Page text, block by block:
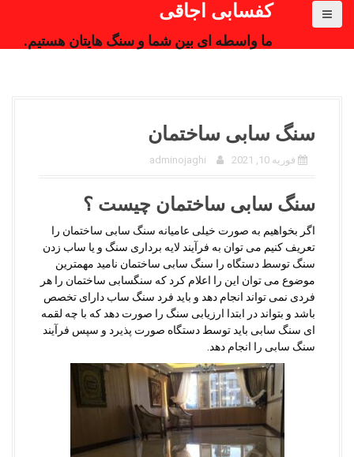
کفسابی اجاقی
ما واسطه ای بین شما و سنگ هایتان هستیم.
سنگ سابی ساختمان
فوریه 10, 2021 adminojaghi
سنگ سابی ساختمان چیست ؟
اگر بخواهیم به صورت خیلی عامیانه سنگ سابی ساختمان را
تعریف کنیم می توان به فرآیند لایه برداری سنگ و یا ساب زدن
سنگ توسط دستگاه را سنگ سابی ساختمان نامید مهمترین
موضوع می توان این را اعلام کرد که سنگسابی ساختمان را هر
فردی نمی تواند انجام دهد و باید فرد سنگ ساب دارای تخصص
باشد و بتواند در ابتدا ارزیابی سنگ را صورت دهد که با چه لقمه
ای سنگ سابی باید توسط دستگاه صورت پذیرد و سپس فرآیند
سنگ سابی را انجام دهد.